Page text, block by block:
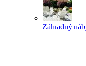
Záhradný